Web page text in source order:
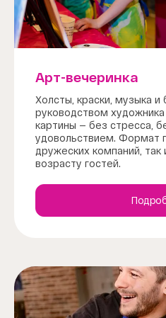
Арт-вечеринка
Холсты, краски, музыка и
руководством
картины — без стресса,
удовольствием. Формат
дружеских компаний,
возрасту гостей.